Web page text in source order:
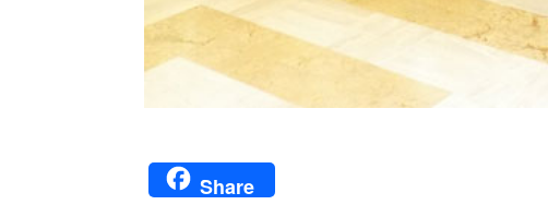
Share